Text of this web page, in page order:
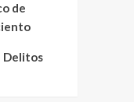
de
Delitos